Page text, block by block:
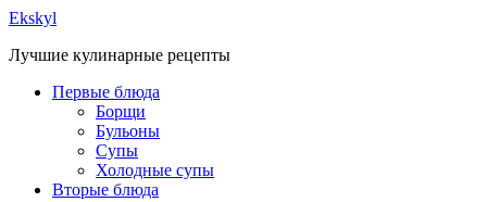
Ekskyl
Лучшие кулинарные рецепты
Первые блюда
Борщи
Бульоны
Супы
Холодные супы
Вторые блюда